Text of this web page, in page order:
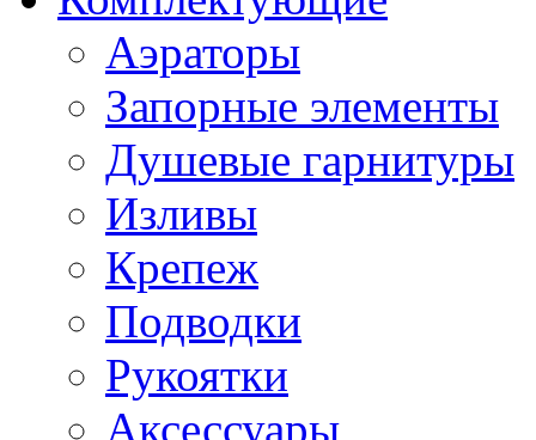
Аэраторы
Запорные элементы
Душевые гарнитуры
Изливы
Крепеж
Подводки
Рукоятки
Аксессуары